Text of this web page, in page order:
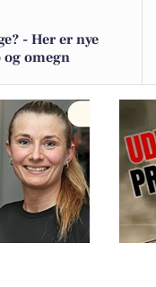
- Her er nye
omegn